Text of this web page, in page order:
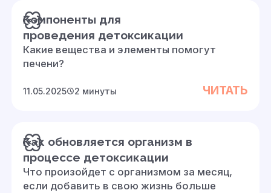
Компоненты для
проведения детоксикации
Какие вещества и элементы помогут
печени?
11.05.2025 2 минуты ЧИТАТЬ
Как обновляется организм в
процессе детоксикации
Что произойдет с организмом за месяц,
если добавить в свою жизнь больше